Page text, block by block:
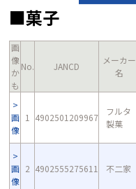
■菓子
画
像
か
も
No. JANCD
メーカー
名
画
像
1 4902501209967
フルタ
製菓
画
像
2 4902555275611 不二家